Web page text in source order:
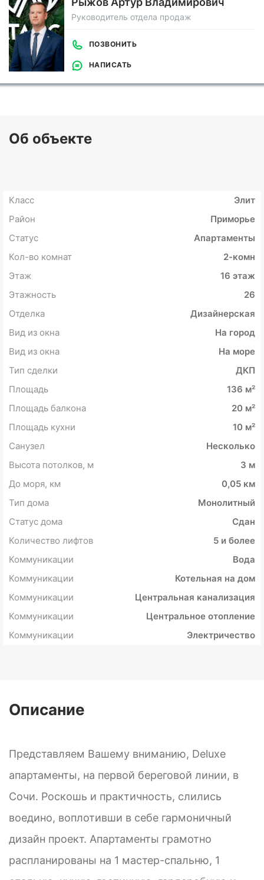
Руководитель отдела продаж
ПОЗВОНИТЬ
НАПИСАТЬ
Об объекте
Класс
Элит
Район
Приморье
Статус
Апартаменты
Кол-во комнат
2-комн
Этаж
16 этаж
Этажность
26
Отделка
Дизайнерская
Вид из окна
На город
Вид из окна
На море
Тип сделки
ДКП
Площадь
136 м²
Площадь балкона
20 м²
Площадь кухни
10 м²
Санузел
Несколько
Высота потолков, м
3 м
До моря, км
0,05 км
Тип дома
Монолитный
Статус дома
Сдан
Количество лифтов
5 и более
Коммуникации
Вода
Коммуникации
Котельная на дом
Коммуникации
Центральная канализация
Коммуникации
Центральное отопление
Коммуникации
Электричество
Описание
Представляем Вашему вниманию, Deluxe
апартаменты, на первой береговой линии, в
Сочи. Роскошь и практичность, слились
воедино, воплотивши в себе гармоничный
дизайн проект. Апартаменты грамотно
распланированы на 1 мастер-спальню, 1